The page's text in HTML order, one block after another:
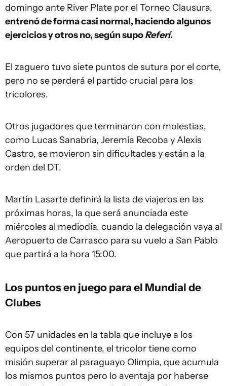
domingo ante River Plate por el Torneo Clausura,
entrenó de forma casi normal, haciendo algunos
ejercicios y otros no, según supoReferí.
El zaguero tuvo siete puntos de sutura por el corte,
pero no se perderá el partido crucial para los
tricolores.
Otros jugadores que terminaron con molestias,
como Lucas Sanabria, Jeremía Recoba y Alexis
Castro, se movieron sin dificultades y están a la
orden del DT.
Martín Lasarte definirá la lista de viajeros en las
próximas horas, la que será anunciada este
miércoles al mediodía, cuando la delegación vaya al
Aeropuerto de Carrasco para su vuelo a San Pablo
que partirá a la hora 15:00.
Los puntos en juego para el Mundial de
Clubes
Con 57 unidades en la tabla que incluye a los
equipos del continente, el tricolor tiene como
misión superar al paraguayo Olimpia, que acumula
los mismos puntos pero lo aventaja por haberse